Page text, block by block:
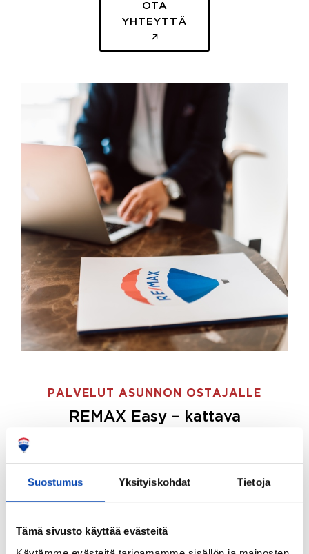
Suostumus Yksityiskohdat Tietoja
Tämä sivusto käyttää evästeitä
OTA
YHTEYTTÄ
PALVELUT ASUNNON OSTAJALLE
REMAX Easy – kattava
ostajille.
Tee ostotoimeksianto ja etsimme juuri